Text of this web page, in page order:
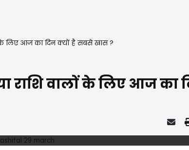
के लिए आज का दिन क्यों है सबसे खास ?
राशि वालों के लिए आज का